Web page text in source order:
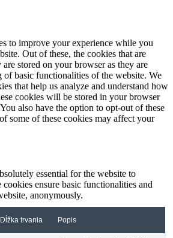
to improve your experience while you
Out of these, the cookies that are
are stored on your browser as they are
of basic functionalities of the website. We
that help us analyze and understand how
cookies will be stored in your browser
also have the option to opt-out of these
some of these cookies may affect your
essential for the website to
ensure basic functionalities and
anonymously.
Dĺžka trvania Popis